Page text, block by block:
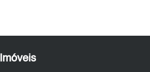
Imóveis